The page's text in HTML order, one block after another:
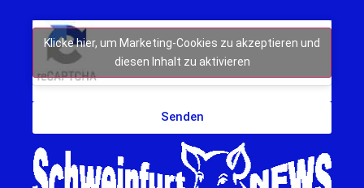
Klicke hier, um Marketing-Cookies zu akzeptieren und
diesen Inhalt zu aktivieren
Senden